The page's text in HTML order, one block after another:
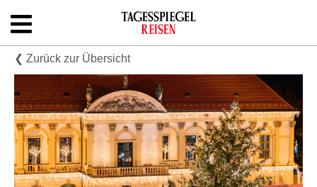
Newsletter
Kontakt
❮ Zurück zur Übersicht